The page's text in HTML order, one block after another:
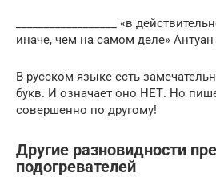
__________________ «в
иначе, чем на самом деле»
В русском языке есть
букв. И означает оно НЕТ. Но
совершенно по другому!
Другие разновидности
подогревателей